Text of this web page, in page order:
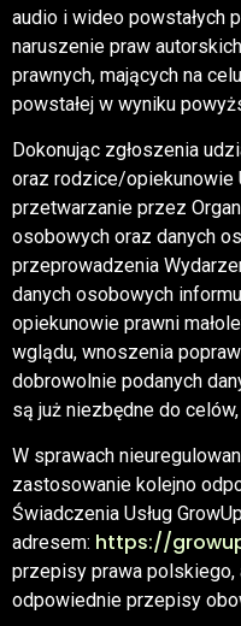
audio i wideo powstałych
naruszenie praw
prawnych, mających na
powstałej w wyniku
Dokonując zgłoszenia
oraz rodzice/opiekunowie
przetwarzanie przez
osobowych oraz danych
przeprowadzenia
danych osobowych
opiekunowie prawni
wglądu, wnoszenia
dobrowolnie podanych
są już niezbędne do
W sprawach
zastosowanie kolejno
Świadczenia Usług
adresem: https://
przepisy prawa polskiego,
odpowiednie przepisy